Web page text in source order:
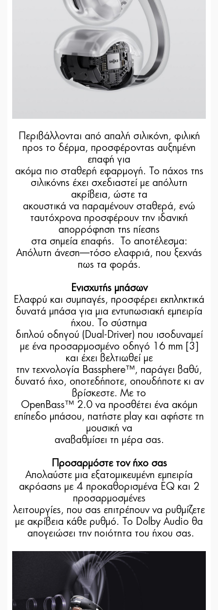
Περιβάλλονται από απαλή σιλικόνη, φιλική
προς το δέρμα, προσφέροντας αυξημένη
επαφή για
ακόμα πιο σταθερή εφαρμογή. Το πάχος της
σιλικόνης έχει σχεδιαστεί με απόλυτη
ακρίβεια, ώστε τα
ακουστικά να παραμένουν σταθερά, ενώ
ταυτόχρονα προσφέρουν την ιδανική
απορρόφηση της πίεσης
στα σημεία επαφής. Το αποτέλεσμα:
Απόλυτη άνεση—τόσο ελαφριά, που ξεχνάς
πως τα φοράς.
Ενισχυτής μπάσων
Ελαφρύ και συμπαγές, προσφέρει εκπληκτικά
δυνατά μπάσα για μια εντυπωσιακή εμπειρία
ήχου. Το σύστημα
διπλού οδηγού (Dual-Driver) που ισοδυναμεί
με ένα προσαρμοσμένο οδηγό 16 mm [3]
και έχει βελτιωθεί με
την τεχνολογία Bassphere™, παράγει βαθύ,
δυνατό ήχο, οποτεδήποτε, οπουδήποτε κι αν
βρίσκεστε. Με το
OpenBass™ 2.0 να προσθέτει ένα ακόμη
επίπεδο μπάσου, πατήστε play και αφήστε τη
μουσική να
αναβαθμίσει τη μέρα σας.
Προσαρμόστε τον ήχο σας
Απολαύστε μια εξατομικευμένη εμπειρία
ακρόασης με 4 προκαθορισμένα EQ και 2
προσαρμοσμένες
λειτουργίες, που σας επιτρέπουν να ρυθμίζετε
με ακρίβεια κάθε ρυθμό. Το Dolby Audio θα
απογειώσει την ποιότητα του ήχου σας.